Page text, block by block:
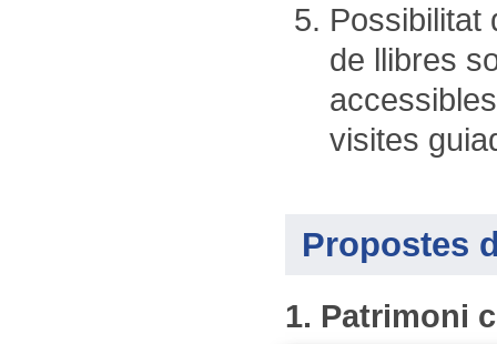
Possibilitat
de llibres
visites
Propostes
1. Patrimoni